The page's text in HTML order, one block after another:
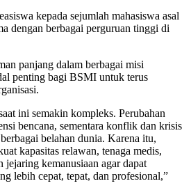
kepada sejumlah mahasiswa asal
dengan berbagai perguruan tinggi di
panjang dalam berbagai misi
penting bagi BSMI untuk terus
ini semakin kompleks. Perubahan
bencana, sementara konflik dan krisis
belahan dunia. Karena itu,
kapasitas relawan, tenaga medis,
jejaring kemanusiaan agar dapat
lebih cepat, tepat, dan profesional,”